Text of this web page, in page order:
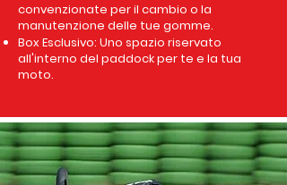
convenzionate per il cambio o la
manutenzione delle tue gomme.
Box Esclusivo: Uno spazio riservato
all'interno del paddock per te e la tua
moto.